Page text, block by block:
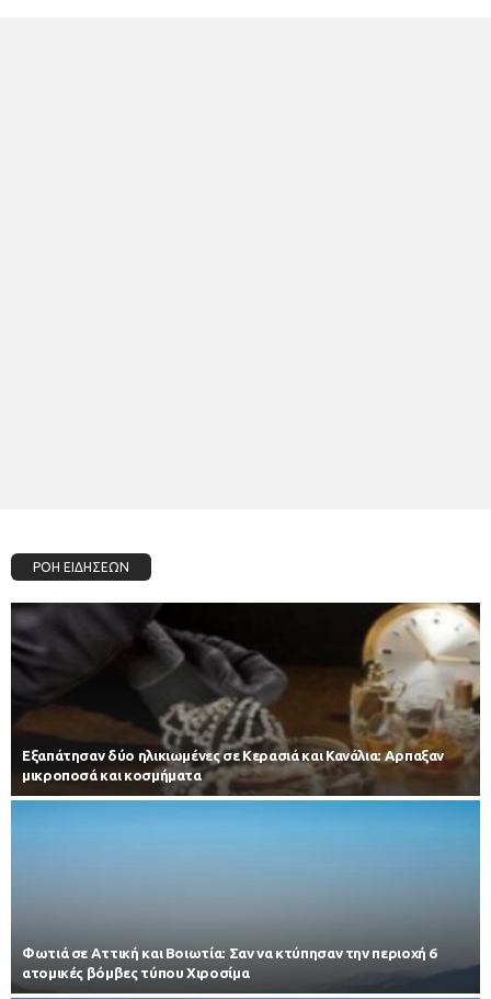
ΡΟΗ ΕΙΔΗΣΕΩΝ
Εξαπάτησαν δύο ηλικιωμένες σε Κερασιά και Κανάλια: Αρπαξαν
μικροποσά και κοσμήματα
Φωτιά σε Αττική και Βοιωτία: Σαν να κτύπησαν την περιοχή 6
ατομικές βόμβες τύπου Χιροσίμα